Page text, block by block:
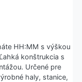
HH:MM s výškou
konštrukcia s
Určené pre
haly, stanice,